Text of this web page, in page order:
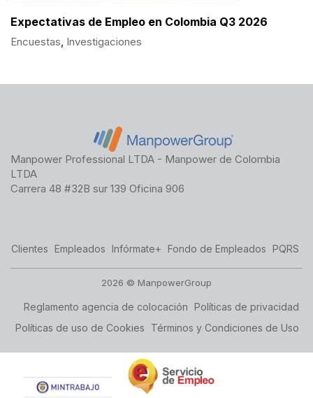
Expectativas de Empleo en Colombia Q3 2026
Encuestas, Investigaciones
Manpower Professional LTDA - Manpower de Colombia
LTDA
Carrera 48 #32B sur 139 Oficina 906
Clientes Empleados Infórmate+ Fondo de Empleados PQRS
2026 © ManpowerGroup
Reglamento agencia de colocación Políticas de privacidad
Políticas de uso de Cookies
Términos y Condiciones de Uso